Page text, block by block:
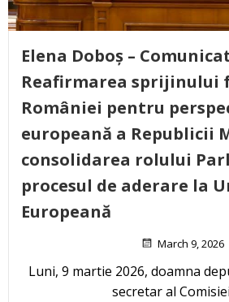
Elena Doboș –
Reafirmarea sprijinului
României pentru
europeană a Republicii
consolidarea rolului
procesul de aderare la
Europeană
March 9, 2026
Luni, 9 martie 2026, doamna
secretar al